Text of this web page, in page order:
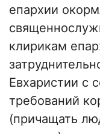
епархии
клирикам
Евхаристии с
требований
(причащать